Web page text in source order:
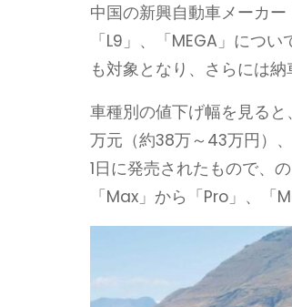
中国の新興自動車メーカ
「L9」、「MEGA」につ
も対象となり、さらには
車種別の値下げ幅を見る
万元（約38万～43万円）
1日に発売されたもので、
「Max」から「Pro」、「